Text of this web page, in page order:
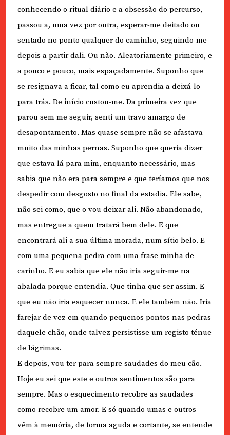
conhecendo o ritual diário e a obsessão do percurso,
passou a, uma vez por outra, esperar-me deitado ou
sentado no ponto qualquer do caminho, seguindo-me
depois a partir dali. Ou não. Aleatoriamente primeiro, e
a pouco e pouco, mais espaçadamente. Suponho que
se resignava a ficar, tal como eu aprendia a deixá-lo
para trás. De início custou-me. Da primeira vez que
parou sem me seguir, senti um travo amargo de
desapontamento. Mas quase sempre não se afastava
muito das minhas pernas. Suponho que queria dizer
que estava lá para mim, enquanto necessário, mas
sabia que não era para sempre e que teríamos que nos
despedir com desgosto no final da estadia. Ele sabe,
não sei como, que o vou deixar ali. Não abandonado,
mas entregue a quem tratará bem dele. E que
encontrará ali a sua última morada, num sítio belo. E
com uma pequena pedra com uma frase minha de
carinho. E eu sabia que ele não iria seguir-me na
abalada porque entendia. Que tinha que ser assim. E
que eu não iria esquecer nunca. E ele também não. Iria
farejar de vez em quando pequenos pontos nas pedras
daquele chão, onde talvez persistisse um registo ténue
de lágrimas.
E depois, vou ter para sempre saudades do meu cão.
Hoje eu sei que este e outros sentimentos são para
sempre. Mas o esquecimento recobre as saudades
como recobre um amor. E só quando umas e outros
vêm à memória, de forma aguda e cortante, se entende